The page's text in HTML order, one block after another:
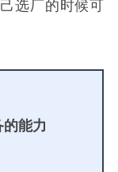
选厂的时候可
能力